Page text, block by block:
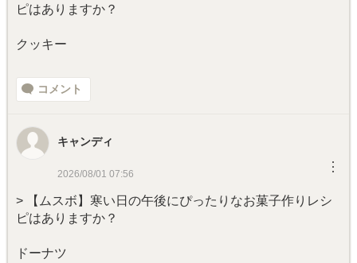
ピはありますか？
クッキー
コメント
キャンディ
2026/08/01 07:56 ︙
> 【ムスボ】寒い日の午後にぴったりなお菓子作りレシ
ピはありますか？
ドーナツ